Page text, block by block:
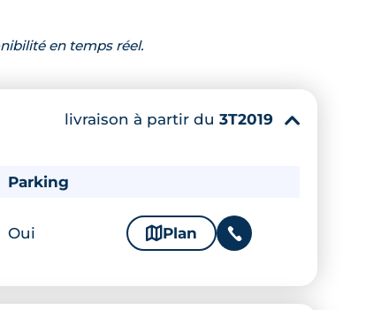
en temps réel.
livraison à partir du 3T2019 ▾
Parking
Oui 🗞 Plan 📞